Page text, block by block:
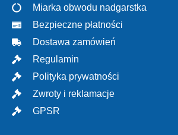
Miarka obwodu nadgarstka
Bezpieczne płatności
Dostawa zamówień
Regulamin
Polityka prywatności
Zwroty i reklamacje
GPSR